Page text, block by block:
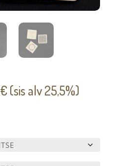
€Hintaluokka:
(sis alv 25,5%)